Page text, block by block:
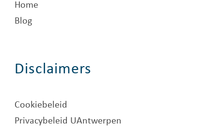
Home
Blog
Disclaimers
Cookiebeleid
Privacybeleid UAntwerpen